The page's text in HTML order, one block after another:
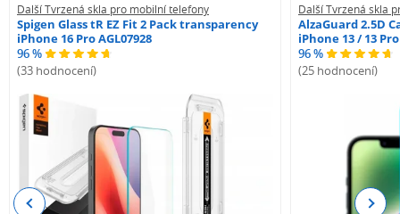
Další Tvrzená skla pro mobilní telefony
Spigen Glass tR EZ Fit 2 Pack transparency
iPhone 16 Pro AGL07928
96 %
(33 hodnocení)
Další Tvrzená skla
AlzaGuard 2.5D
iPhone 13 / 13 Pro
96 %
(25 hodnocení)
Previous Next